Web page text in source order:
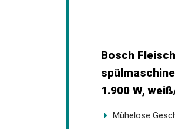
Bosch
1.900 W,
Mühelose